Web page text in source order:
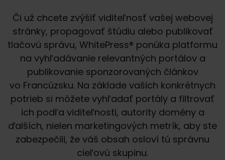
Či už chcete zvýšiť viditeľnosť vašej webovej
stránky, propagovať štúdiu alebo publikovať
tlačovú správu, WhitePress® ponúka platformu
na vyhľadávanie relevantných portálov a
publikovanie sponzorovaných článkov
vo Francúzsku. Na základe vašich konkrétnych
potrieb si môžete vyhľadať portály a filtrovať
ich podľa viditeľnosti, autority domény a
ďalších, nielen marketingových metrík, aby ste
zabezpečili, že váš obsah osloví tú správnu
cieľovú skupinu.